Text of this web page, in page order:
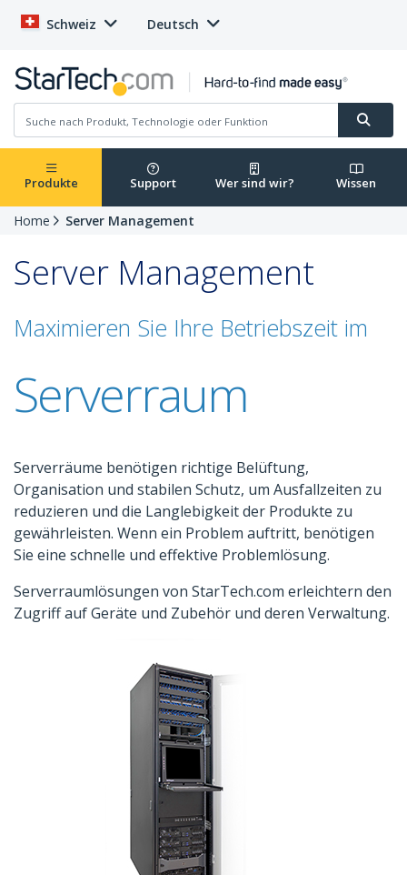
Schweiz Deutsch
Produkte Support Wer sind wir? Wissen
Home Server Management
Server Management
Maximieren Sie Ihre Betriebszeit im
Serverraum
Serverräume benötigen richtige Belüftung,
Organisation und stabilen Schutz, um Ausfallzeiten zu
reduzieren und die Langlebigkeit der Produkte zu
gewährleisten. Wenn ein Problem auftritt, benötigen
Sie eine schnelle und effektive Problemlösung.
Serverraumlösungen von StarTech.com erleichtern den
Zugriff auf Geräte und Zubehör und deren Verwaltung.